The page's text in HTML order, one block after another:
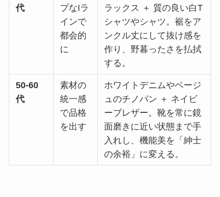
代
プなIラ
インで
都会的
に
ラックス ＋ 質の良い白T
シャツやシャツ。裾をア
ンクル丈にして抜け感を
作り、野暮ったさを払拭
する。
50-60
代
素材の
統一感
で品格
を出す
ホワイトデニムやベージ
ュのチノパン ＋ ネイビ
ーブレザー。靴を常に鏡
面磨きに近い状態まで手
入れし、機能美を「紳士
の余裕」に変える。